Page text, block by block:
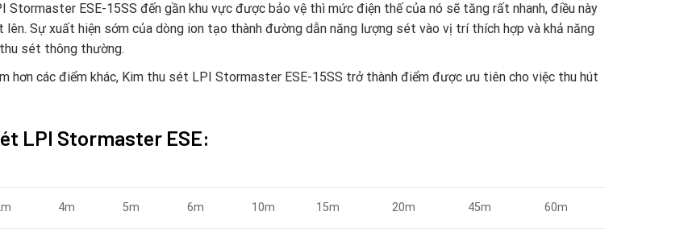
ESE-15SS đến gần khu vực được bảo vệ thì mức điện thế của nó sẽ tăng rất nhanh, điều này
Sự xuất hiện sớm của dòng ion tạo thành đường dẫn năng lượng sét vào vị trí thích hợp và khả năng
sét thông thường.
các điểm khác, Kim thu sét LPI Stormaster ESE-15SS trở thành điểm được ưu tiên cho việc thu hút
LPI Stormaster ESE:
4m 5m 6m 10m 15m 20m 45m 60m